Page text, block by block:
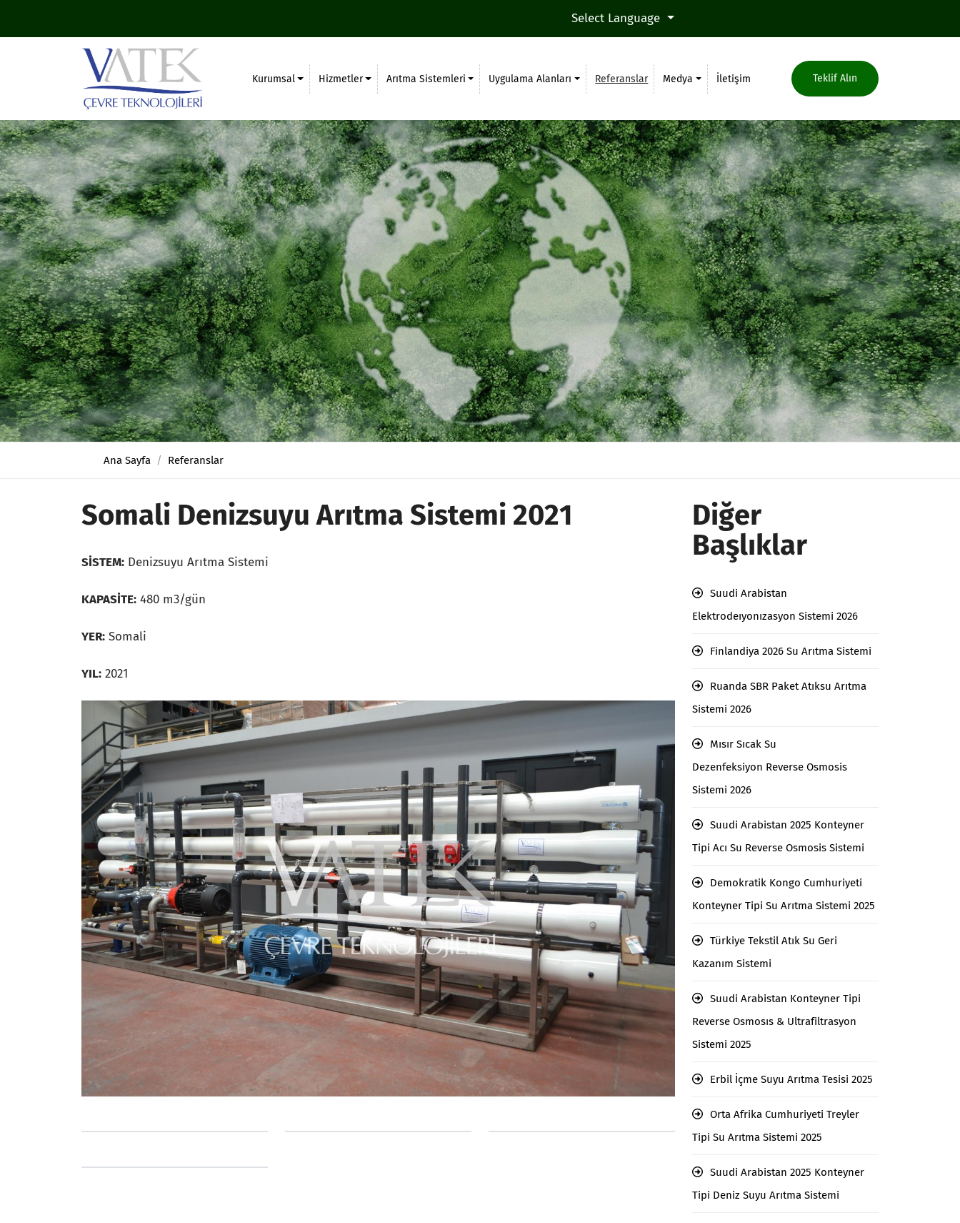
Select Language
Kurumsal Hizmetler Arıtma Sistemleri Uygulama Alanları Referanslar Medya İletişim Teklif Alın
Ana Sayfa Referanslar
Somali Denizsuyu Arıtma Sistemi 2021
SİSTEM: Denizsuyu Arıtma Sistemi
KAPASİTE: 480 m3/gün
YER: Somali
YIL: 2021
Diğer
Başlıklar
Suudi Arabistan
Elektrodeıyonızasyon Sistemi 2026
Finlandiya 2026 Su Arıtma Sistemi
Ruanda SBR Paket Atıksu Arıtma
Sistemi 2026
Mısır Sıcak Su
Dezenfeksiyon Reverse Osmosis
Sistemi 2026
Suudi Arabistan 2025 Konteyner
Tipi Acı Su Reverse Osmosis Sistemi
Demokratik Kongo Cumhuriyeti
Konteyner Tipi Su Arıtma Sistemi 2025
Türkiye Tekstil Atık Su Geri
Kazanım Sistemi
Suudi Arabistan Konteyner Tipi
Reverse Osmosıs & Ultrafiltrasyon
Sistemi 2025
Erbil İçme Suyu Arıtma Tesisi 2025
Orta Afrika Cumhuriyeti Treyler
Tipi Su Arıtma Sistemi 2025
Suudi Arabistan 2025 Konteyner
Tipi Deniz Suyu Arıtma Sistemi